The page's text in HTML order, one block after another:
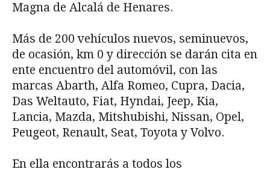
Magna de Alcalá de Henares.
Más de 200 vehículos nuevos, seminuevos,
de ocasión, km 0 y dirección se darán cita en
ente encuentro del automóvil, con las
marcas Abarth, Alfa Romeo, Cupra, Dacia,
Das Weltauto, Fiat, Hyndai, Jeep, Kia,
Lancia, Mazda, Mitshubishi, Nissan, Opel,
Peugeot, Renault, Seat, Toyota y Volvo.
En ella encontrarás a todos los